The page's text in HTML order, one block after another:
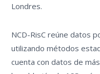
Londres.
NCD-RisC reúne datos
utilizando métodos
cuenta con datos de